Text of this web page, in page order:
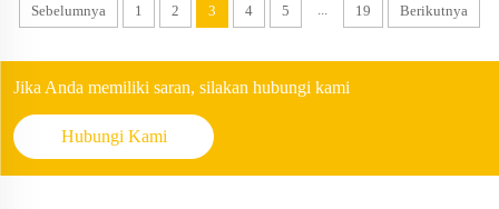
Sebelumnya 1 2 3 4 5 ... 19 Berikutnya
Jika Anda memiliki saran, silakan hubungi kami
Hubungi Kami